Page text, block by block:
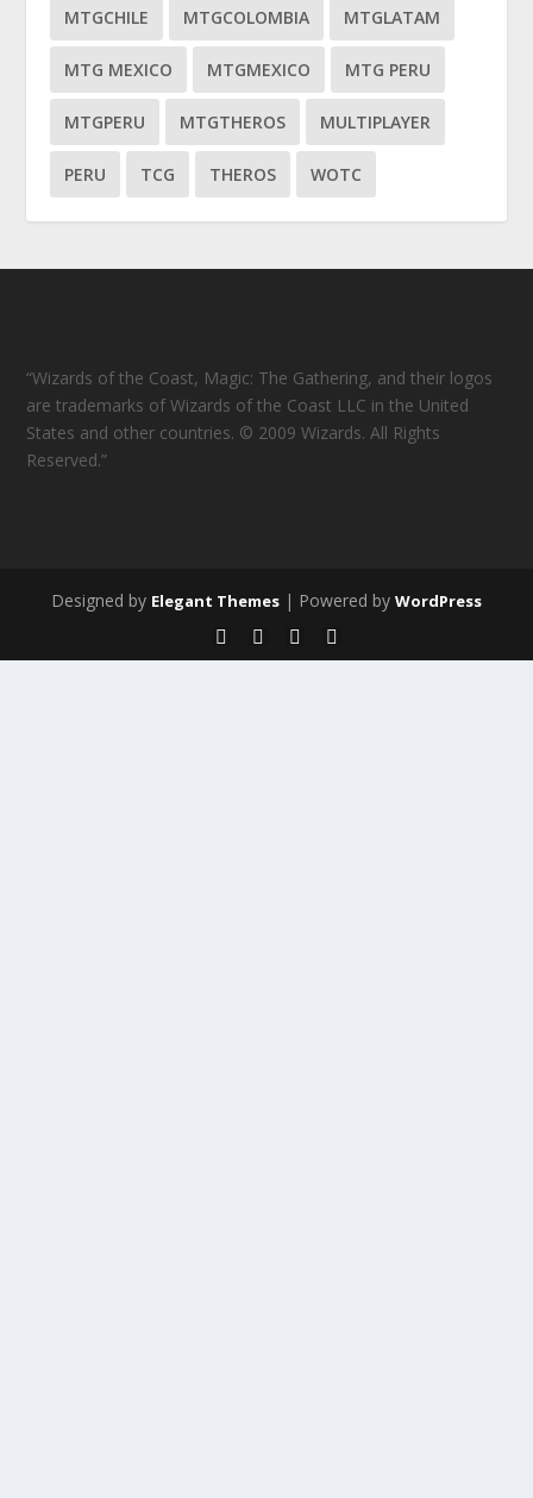
MTGCHILE MTGCOLOMBIA MTGLATAM
MTG MEXICO MTGMEXICO MTG PERU
MTGPERU MTGTHEROS MULTIPLAYER
PERU TCG THEROS WOTC
“Wizards of the Coast, Magic: The Gathering, and their logos
are trademarks of Wizards of the Coast LLC in the United
States and other countries. © 2009 Wizards. All Rights
Reserved.”
Designed by Elegant Themes | Powered by WordPress